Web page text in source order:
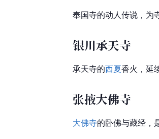
奉国寺的动人传说，为
银川承天寺
承天寺的西夏香火，延
张掖大佛寺
大佛寺的卧佛与藏经，